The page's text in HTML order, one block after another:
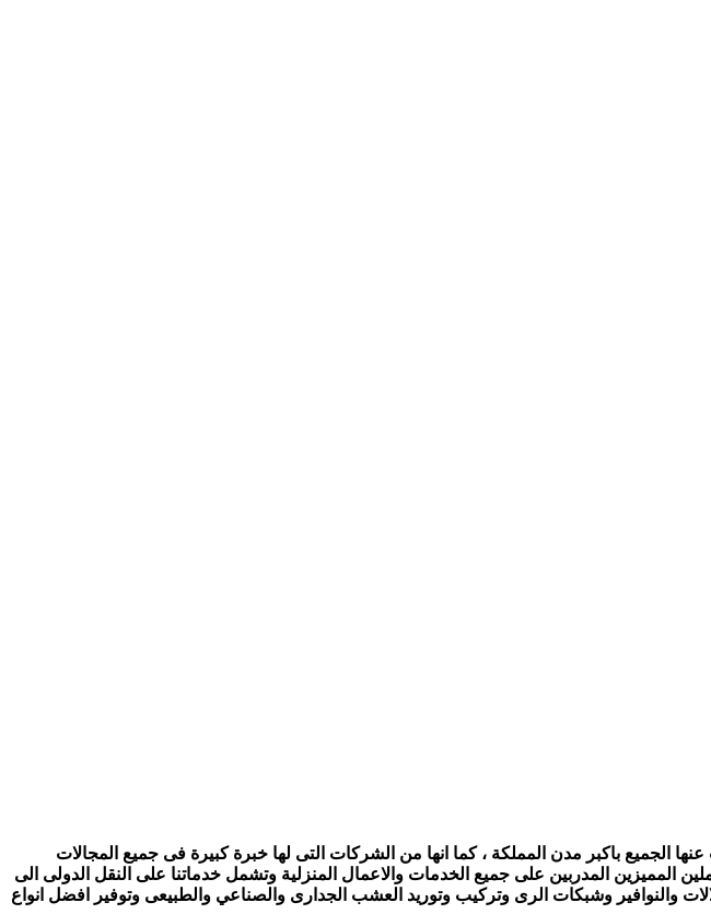
الجميع باكبر مدن المملكة ، كما انها من الشركات التى لها خبرة كبيرة فى جميع المجالات
المميزين المدربين على جميع الخدمات والاعمال المنزلية وتشمل خدماتنا على النقل الدولى الى
والنوافير وشبكات الرى وتركيب وتوريد العشب الجدارى والصناعي والطبيعى وتوفير افضل انواع